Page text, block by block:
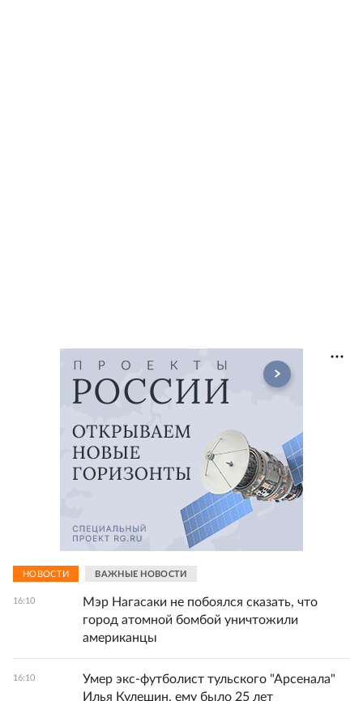
НОВОСТИ ВАЖНЫЕ НОВОСТИ
16:10
Мэр Нагасаки не побоялся сказать, что
город атомной бомбой уничтожили
американцы
16:10
Умер экс-футболист тульского "Арсенала"
Илья Кулешин, ему было 25 лет